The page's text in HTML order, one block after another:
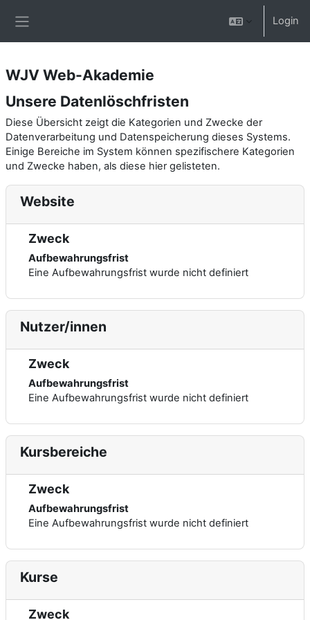
Login
WJV Web-Akademie
Unsere Datenlöschfristen
Diese Übersicht zeigt die Kategorien und Zwecke der
Datenverarbeitung und Datenspeicherung dieses Systems.
Einige Bereiche im System können spezifischere Kategorien
und Zwecke haben, als diese hier gelisteten.
Website
Zweck
Aufbewahrungsfrist
Eine Aufbewahrungsfrist wurde nicht definiert
Nutzer/innen
Zweck
Aufbewahrungsfrist
Eine Aufbewahrungsfrist wurde nicht definiert
Kursbereiche
Zweck
Aufbewahrungsfrist
Eine Aufbewahrungsfrist wurde nicht definiert
Kurse
Zweck